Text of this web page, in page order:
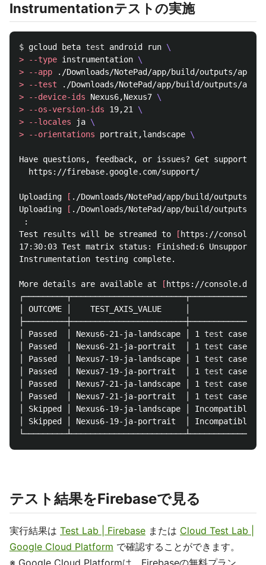
Instrumentationテストの実施
$ gcloud beta test android run \
>
--type instrumentation \
>
--app ./Downloads/NotePad/app/build/outputs/apk/
>
--test ./Downloads/NotePad/app/build/outputs/apk/
>
--device-ids Nexus6,Nexus7 \
>
--os-version-ids 19,21 \
>
--locales ja \
>
--orientations portrait,landscape \
Have questions, feedback, or issues? Get support
  https://firebase.google.com/support/
Uploading [ ./Downloads/NotePad/app/build/outputs/
Uploading
[ ./Downloads/NotePad/app/build/outputs/
:
Test results will be streamed to
[ https://
17:30:03 Test matrix status: Finished:6
Instrumentation testing complete.
More details are available at [ https://
│ OUTCOME │    TEST_AXIS_VALUE     │
│ Passed  │ Nexus6-21-ja-landscape │ 1 test cases
│ Passed  │ Nexus6-21-ja-portrait  │ 1 test cases
│ Passed  │ Nexus7-19-ja-landscape │ 1 test cases
│ Passed  │ Nexus7-19-ja-portrait  │ 1 test cases
│ Passed  │ Nexus7-21-ja-landscape │ 1 test cases
│ Passed  │ Nexus7-21-ja-portrait  │ 1 test cases
│ Skipped │ Nexus6-19-ja-landscape │ Incompatible
│ Skipped │ Nexus6-19-ja-portrait  │ Incompatible
テスト結果をFirebaseで見る
実行結果は Test Lab | Firebase または Cloud Test Lab |
Google Cloud Platform で確認することができます。
※ Google Cloud Platformは、Firebaseの無料プラン